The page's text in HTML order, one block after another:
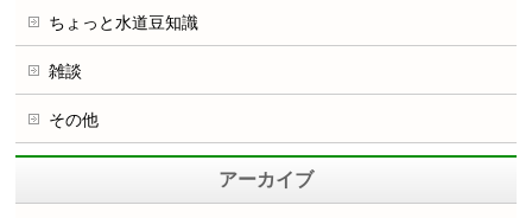
ちょっと水道豆知識
雑談
その他
アーカイブ